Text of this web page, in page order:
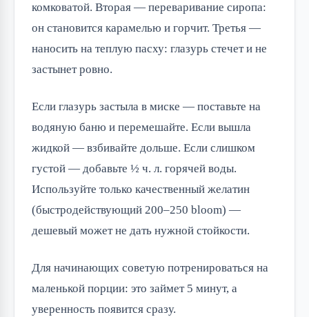
комковатой. Вторая — переваривание сиропа:
он становится карамелью и горчит. Третья —
наносить на теплую пасху: глазурь стечет и не
застынет ровно.
Если глазурь застыла в миске — поставьте на
водяную баню и перемешайте. Если вышла
жидкой — взбивайте дольше. Если слишком
густой — добавьте ½ ч. л. горячей воды.
Используйте только качественный желатин
(быстродействующий 200–250 bloom) —
дешевый может не дать нужной стойкости.
Для начинающих советую потренироваться на
маленькой порции: это займет 5 минут, а
уверенность появится сразу.